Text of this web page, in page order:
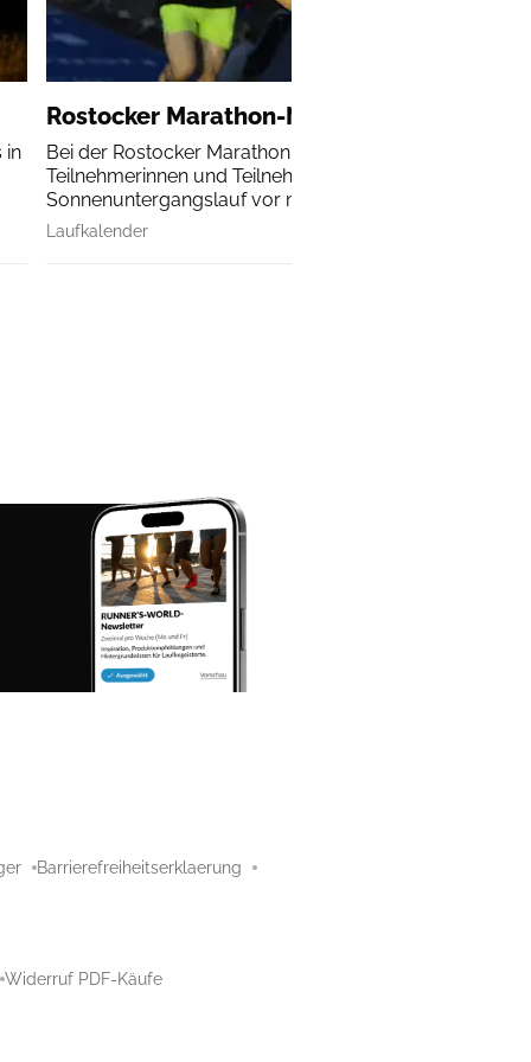
in
Rostocker Marathon-Nacht
Bei der Rostocker Marathon-Nacht erleben alle
Teilnehmerinnen und Teilnehmer einen
Sonnenuntergangslauf vor malerischer Kulisse.
Laufkalender
Barrierefreiheitserklaerung
Widerruf PDF-Käufe